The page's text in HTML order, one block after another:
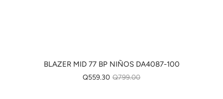
BLAZER MID 77 BP NIÑOS DA4087-100
Q559.30 Q799.00